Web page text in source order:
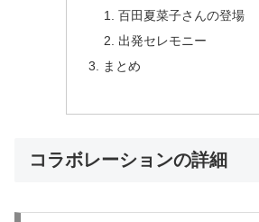
百田夏菜子さんの登場
出発セレモニー
まとめ
コラボレーションの詳細